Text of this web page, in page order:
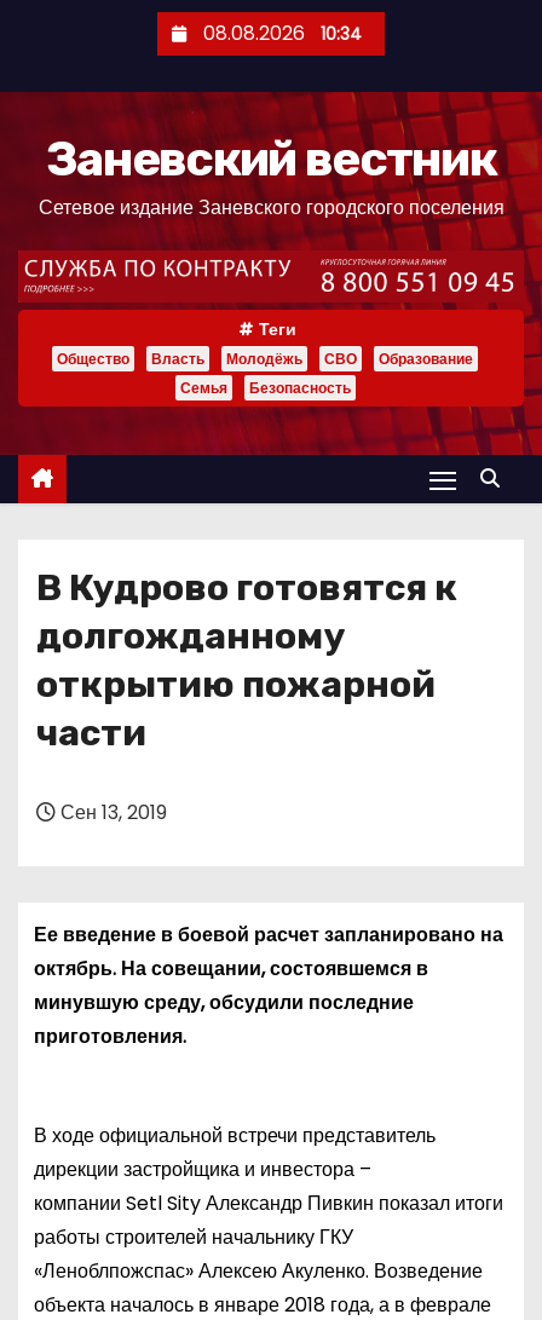
ж
08.08.2026 10:34
Заневский вестник
Сетевое издание Заневского городского поселения
Теги
Общество Власть Молодёжь СВО
Образование
Семья
Безопасность
В Кудрово готовятся к
долгожданному
открытию пожарной
части
Сен 13, 2019
Ее введение в боевой расчет запланировано на
октябрь. На совещании, состоявшемся в
минувшую среду, обсудили последние
приготовления.
В ходе официальной встречи представитель
дирекции застройщика и инвестора –
компании SetlSityАлександр Пивкин показал итоги
работы строителей начальнику ГКУ
«Леноблпожспас» Алексею Акуленко. Возведение
объекта началось в январе 2018 года, а в феврале